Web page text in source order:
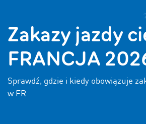
Zakazy jazdy
FRANCJA
Sprawdź, gdzie i kiedy obowiązuje
w FR